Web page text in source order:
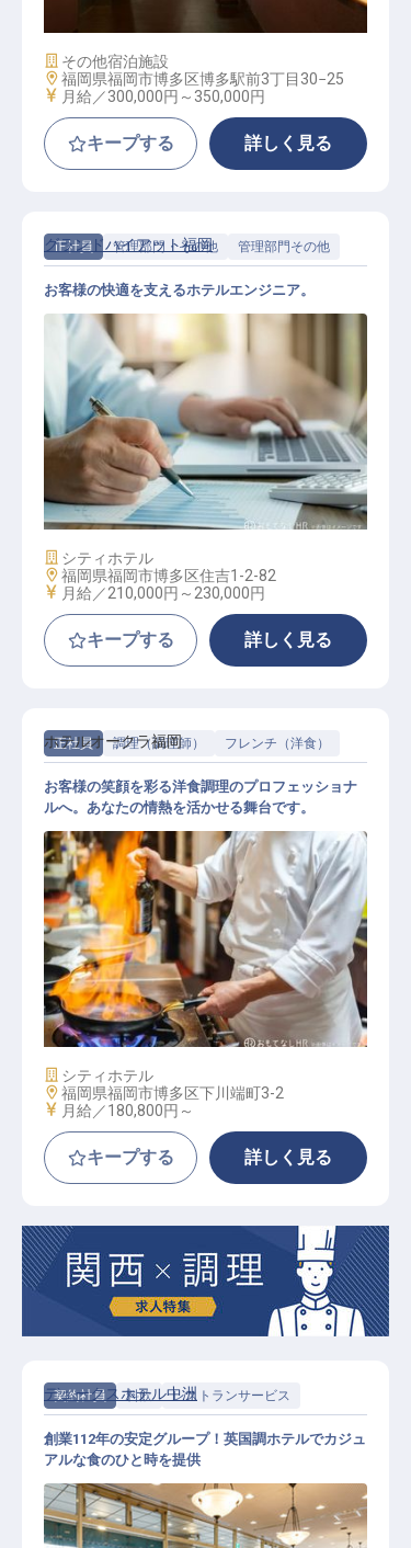
施設業態
その他宿泊施設
勤務地
福岡県福岡市博多区博多駅前3丁目30−25
給与
月給／300,000円～ 350,000円
キープする 詳しく見る
正社員 管理部門・その他 管理部門その他
エンジニアリング
グランドハイアット福岡
お客様の快適を支えるホテルエンジニア。
施設業態
シティホテル
勤務地
福岡県福岡市博多区住吉1-2-82
給与
月給／210,000円～ 230,000円
キープする 詳しく見る
正社員 調理（調理師） フレンチ（洋食）
洋食調理スタッフ
ホテルオークラ福岡
お客様の笑顔を彩る洋食調理のプロフェッショナ
ルへ。あなたの情熱を活かせる舞台です。
施設業態
シティホテル
勤務地
福岡県福岡市博多区下川端町3-2
給与
月給／180,800円～
キープする 詳しく見る
契約社員 料飲 レストランサービス
デュークスホテル中洲
創業112年の安定グループ！英国調ホテルでカジュ
アルな食のひと時を提供